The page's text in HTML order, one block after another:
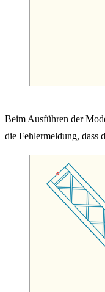
Beim Ausführen der
die Fehlermeldung, dass